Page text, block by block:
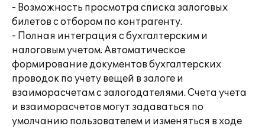
- Возможность просмотра списка залоговых
билетов с отбором по контрагенту.
- Полная интеграция с бухгалтерским и
налоговым учетом. Автоматическое
формирование документов бухгалтерских
проводок по учету вещей в залоге и
взаиморасчетам с залогодателями. Счета учета
и взаиморасчетов могут задаваться по
умолчанию пользователем и изменяться в ходе